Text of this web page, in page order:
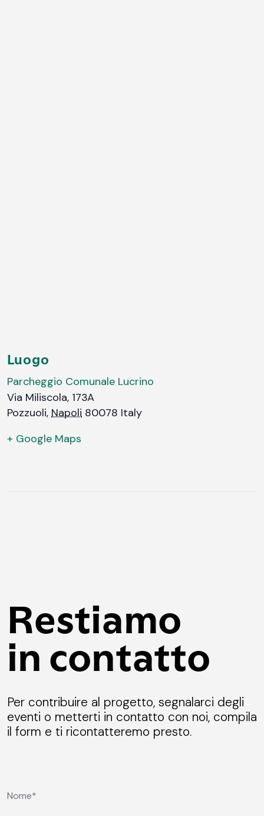
Luogo
Parcheggio Comunale Lucrino
Via Miliscola, 173A
Pozzuoli, Napoli 80078 Italy
+ Google Maps
Restiamo
in contatto
Per contribuire al progetto, segnalarci degli
eventi o metterti in contatto con noi, compila
il form e ti ricontatteremo presto.